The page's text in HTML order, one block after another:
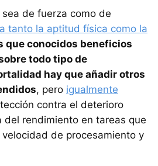
de fuerza como de
tanto la aptitud física como la
que conocidos beneficios
todo tipo de
hay que añadir otros
, pero igualmente
contra el deterioro
del rendimiento en tareas que
de procesamiento y